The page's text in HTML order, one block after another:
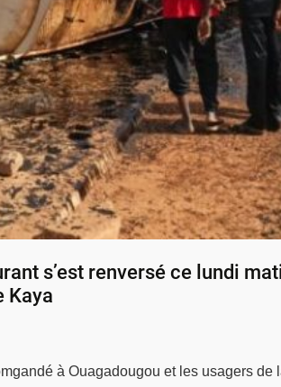
s’est renversé ce lundi
Kaya
à Ouagadougou et les usagers